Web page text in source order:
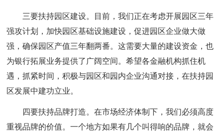
三要扶持园区建设。目前，我们正在考虑开展园区三年
强攻计划，加快园区基础设施建设，促进园区企业做大做
强，确保园区产值三年翻两番。这需要大量的建设资金，也
为银行拓展业务提供了广阔空间。希望各金融机构抓住机
遇，抓紧时间，积极与园区和园内企业沟通对接，在扶持园
区发展中建功立业。
四要扶持品牌打造。在市场经济体制下，我们必须高度
重视品牌的价值。一个地方如果有几个叫得响的品牌，就会